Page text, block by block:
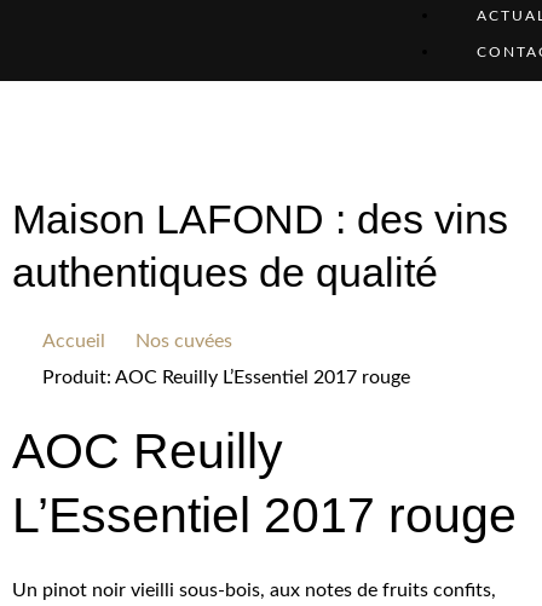
Maison LAFOND : des vins
authentiques de qualité
Accueil
Nos cuvées
Produit: AOC Reuilly L’Essentiel 2017 rouge
AOC Reuilly
L’Essentiel 2017 rouge
Un pinot noir vieilli sous-bois, aux notes de fruits confits,